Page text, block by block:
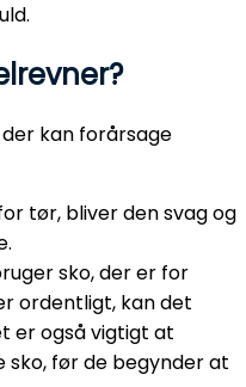
kan forårsage
tør, bliver den svag og
sko, der er for
ordentligt, kan det
er også vigtigt at
sko, før de begynder at